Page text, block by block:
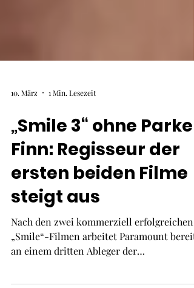
10. März 1 Min. Lesezeit
„Smile 3“ ohne Parker
Finn: Regisseur der
ersten beiden Filme
steigt aus
Nach den zwei kommerziell erfolgreichen